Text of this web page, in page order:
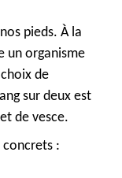
pieds. À la
un organisme
de
sur deux est
de vesce.
: